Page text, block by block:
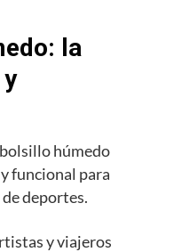
la
húmedo
funcional para
deportes.
y viajeros